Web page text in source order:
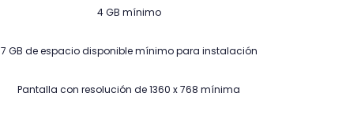
4 GB mínimo
7 GB de espacio disponible mínimo para instalación
Pantalla con resolución de 1360 x 768 mínima